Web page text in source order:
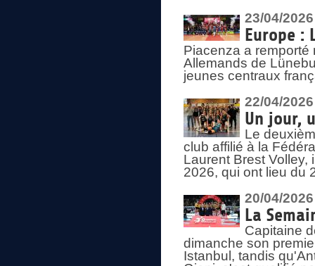
23/04/2026
Europe :
Piacenza a remporté
Allemands de
jeunes centraux
22/04/2026
Un jour,
Le
club affilié à la
Laurent Brest Volley,
2026, qui ont lieu du
20/04/2026
La
Capitaine
dimanche son
Istanbul, tandis